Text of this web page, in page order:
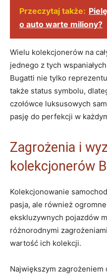
Przeczytaj także:
o auto warte miliony?
Wielu kolekcjonerów na⁢
jednego z tych
Bugatti ​nie tylko
także ⁤status symbolu,
czołówce luksusowych⁢
pasję do perfekcji w
Zagrożenia i
kolekcjonerów
Kolekcjonowanie
pasja, ale również
ekskluzywnych‌ pojazdów
różnorodnymi
wartość ich kolekcji.
Największym